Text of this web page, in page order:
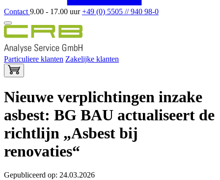
Contact 9.00 - 17.00 uur+49 (0) 5505 // 940 98-0
Particuliere klanten Zakelijke klanten
Nieuwe verplichtingen inzake
asbest: BG BAU actualiseert de
richtlijn „Asbest bij
renovaties“
Gepubliceerd op: 24.03.2026